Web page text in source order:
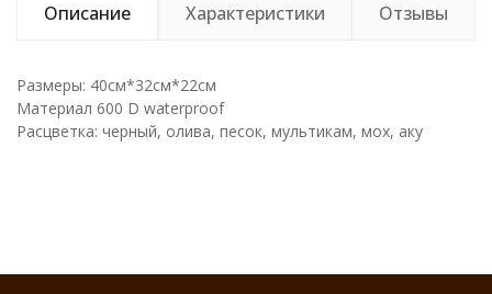
Описание Характеристики Отзывы
Размеры: 40см*32см*22см
Материал 600 D waterproof
Расцветка: черный, олива, песок, мультикам, мох, аку